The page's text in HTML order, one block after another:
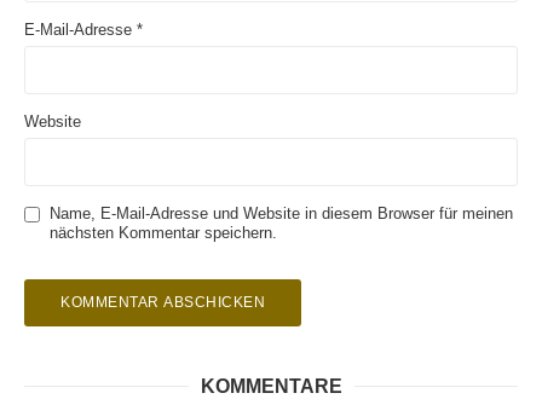
E-Mail-Adresse *
Website
Name, E-Mail-Adresse und Website in diesem Browser für meinen
nächsten Kommentar speichern.
KOMMENTARE